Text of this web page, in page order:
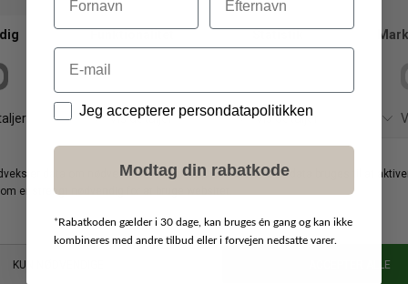
DKK 2.299,00
XS S
Elisa Eli Teddyjakke DKK 1.099,00
Email
DataJeg accepterer persondatapolitikken
Modtag din rabatkode
*Rabatkoden gælder i 30 dage, kan bruges én gang og kan ikke
kombineres med andre tilbud eller i forvejen nedsatte varer.